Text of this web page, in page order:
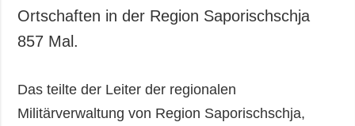
Ortschaften in der Region Saporischschja
857 Mal.
Das teilte der Leiter der regionalen
Militärverwaltung von Region Saporischschja,